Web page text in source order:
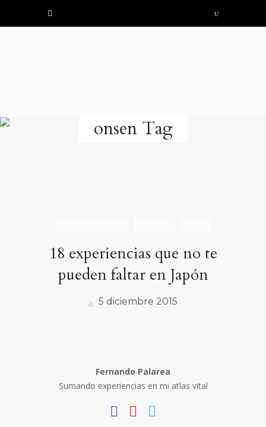
onsen Tag
18 experiencias que no te
pueden faltar en Japón
5 diciembre 2015
Fernando Palarea
Sumando experiencias en mi atlas vital